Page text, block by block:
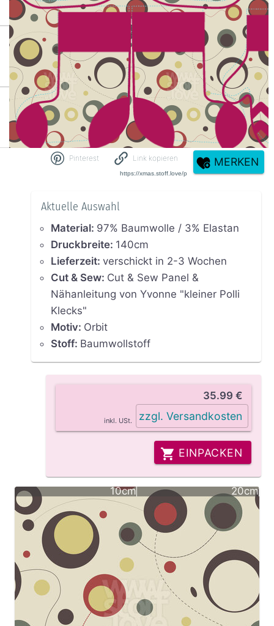
Pinterest Link kopieren MERKEN
Aktuelle Auswahl
Material: 97% Baumwolle / 3% Elastan
Druckbreite: 140cm
Lieferzeit: verschickt in 2-3 Wochen
Cut & Sew: Cut & Sew Panel &
Nähanleitung von Yvonne "kleiner Polli
Klecks"
Motiv: Orbit
Stoff: Baumwollstoff
35.99 €
inkl. USt. zzgl. Versandkosten
EINPACKEN
10cm 20cm